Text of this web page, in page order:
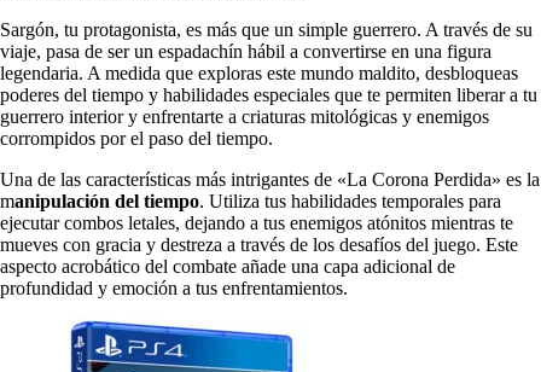
Sargón, tu protagonista, es más que un simple guerrero. A través de su
viaje, pasa de ser un espadachín hábil a convertirse en una figura
legendaria. A medida que exploras este mundo maldito, desbloqueas
poderes del tiempo y habilidades especiales que te permiten liberar a tu
guerrero interior y enfrentarte a criaturas mitológicas y enemigos
corrompidos por el paso del tiempo.
Una de las características más intrigantes de «La Corona Perdida» es la
manipulación del tiempo. Utiliza tus habilidades temporales para
ejecutar combos letales, dejando a tus enemigos atónitos mientras te
mueves con gracia y destreza a través de los desafíos del juego. Este
aspecto acrobático del combate añade una capa adicional de
profundidad y emoción a tus enfrentamientos.